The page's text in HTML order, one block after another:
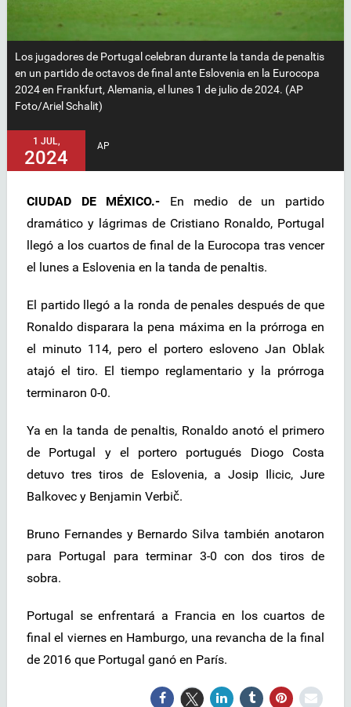
Los jugadores de Portugal celebran durante la tanda de penaltis
en un partido de octavos de final ante Eslovenia en la Eurocopa
2024 en Frankfurt, Alemania, el lunes 1 de julio de 2024. (AP
Foto/Ariel Schalit)
1 JUL,
2024
AP
CIUDAD DE MÉXICO.- En medio de un partido
dramático y lágrimas de Cristiano Ronaldo, Portugal
llegó a los cuartos de final de la Eurocopa tras vencer
el lunes a Eslovenia en la tanda de penaltis.
El partido llegó a la ronda de penales después de que
Ronaldo disparara la pena máxima en la prórroga en
el minuto 114, pero el portero esloveno Jan Oblak
atajó el tiro. El tiempo reglamentario y la prórroga
terminaron 0-0.
Ya en la tanda de penaltis, Ronaldo anotó el primero
de Portugal y el portero portugués Diogo Costa
detuvo tres tiros de Eslovenia, a Josip Ilicic, Jure
Balkovec y Benjamin Verbič.
Bruno Fernandes y Bernardo Silva también anotaron
para Portugal para terminar 3-0 con dos tiros de
sobra.
Portugal se enfrentará a Francia en los cuartos de
final el viernes en Hamburgo, una revancha de la final
de 2016 que Portugal ganó en París.